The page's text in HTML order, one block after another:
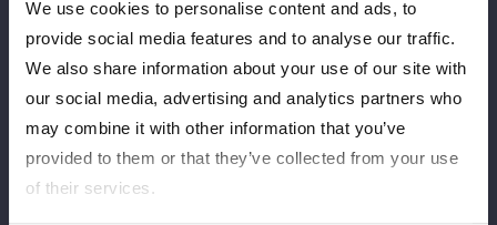
We use cookies to personalise content and ads, to
provide social media features and to analyse our traffic.
We also share information about your use of our site with
our social media, advertising and analytics partners who
may combine it with other information that you’ve
provided to them or that they’ve collected from your use
of their services.
◆第2試合 ガントレットタッグマッチ
＜出場チーム＞
飯田沙耶＆ビー・プレストリー
壮麗亜美＆妃南